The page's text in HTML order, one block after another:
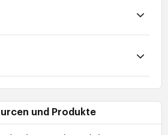
und Produkte